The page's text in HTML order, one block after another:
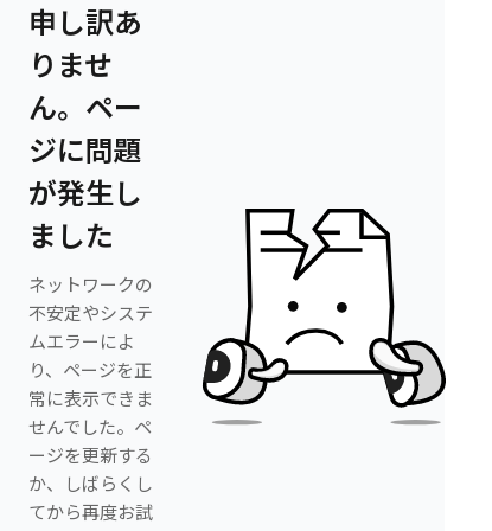
申し訳あ
りませ
ん。ペー
ジに問題
が発生し
ました
ネットワークの
不安定やシステ
ムエラーによ
り、ページを正
常に表示できま
せんでした。ペ
ージを更新する
か、しばらくし
てから再度お試